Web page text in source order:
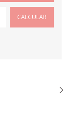
CALCULAR